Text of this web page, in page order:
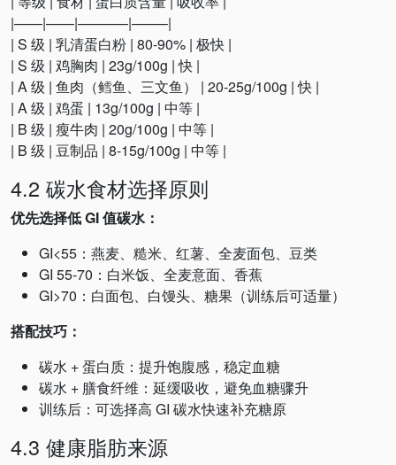
|——|——|———–|——–|
| S 级 | 乳清蛋白粉 | 80-90% | 极快 |
| S 级 | 鸡胸肉 | 23g/100g | 快 |
| A 级 | 鱼肉（鳕鱼、三文鱼） | 20-25g/100g | 快 |
| A 级 | 鸡蛋 | 13g/100g | 中等 |
| B 级 | 瘦牛肉 | 20g/100g | 中等 |
| B 级 | 豆制品 | 8-15g/100g | 中等 |
4.2 碳水食材选择原则
优先选择低 GI 值碳水：
GI<55：燕麦、糙米、红薯、全麦面包、豆类
GI 55-70：白米饭、全麦意面、香蕉
GI>70：白面包、白馒头、糖果（训练后可适量）
搭配技巧：
碳水 + 蛋白质：提升饱腹感，稳定血糖
碳水 + 膳食纤维：延缓吸收，避免血糖骤升
训练后：可选择高 GI 碳水快速补充糖原
4.3 健康脂肪来源